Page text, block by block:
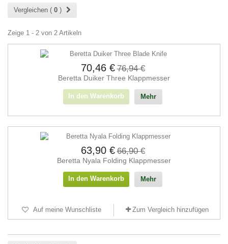
Vergleichen ( 0 )
Zeige 1 - 2 von 2 Artikeln
70,46 € 76,94 €
Beretta Duiker Three Klappmesser
In den Warenkorb Mehr
63,90 € 66,90 €
Beretta Nyala Folding Klappmesser
In den Warenkorb Mehr
Auf meine Wunschliste Zum Vergleich hinzufügen